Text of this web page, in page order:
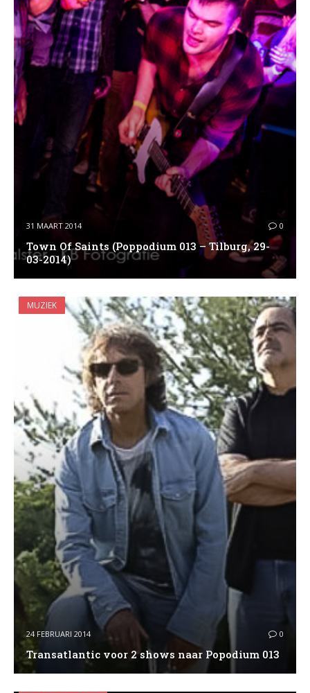
31 MAART 2014 0
Town Of Saints (Poppodium 013 – Tilburg, 29-
03-2014)
MUZIEK
24 FEBRUARI 2014 0
Transatlantic voor 2 shows naar Popodium 013